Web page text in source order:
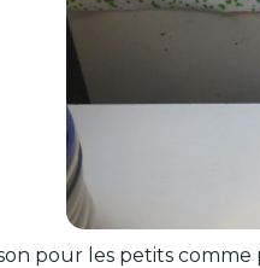
pour les petits